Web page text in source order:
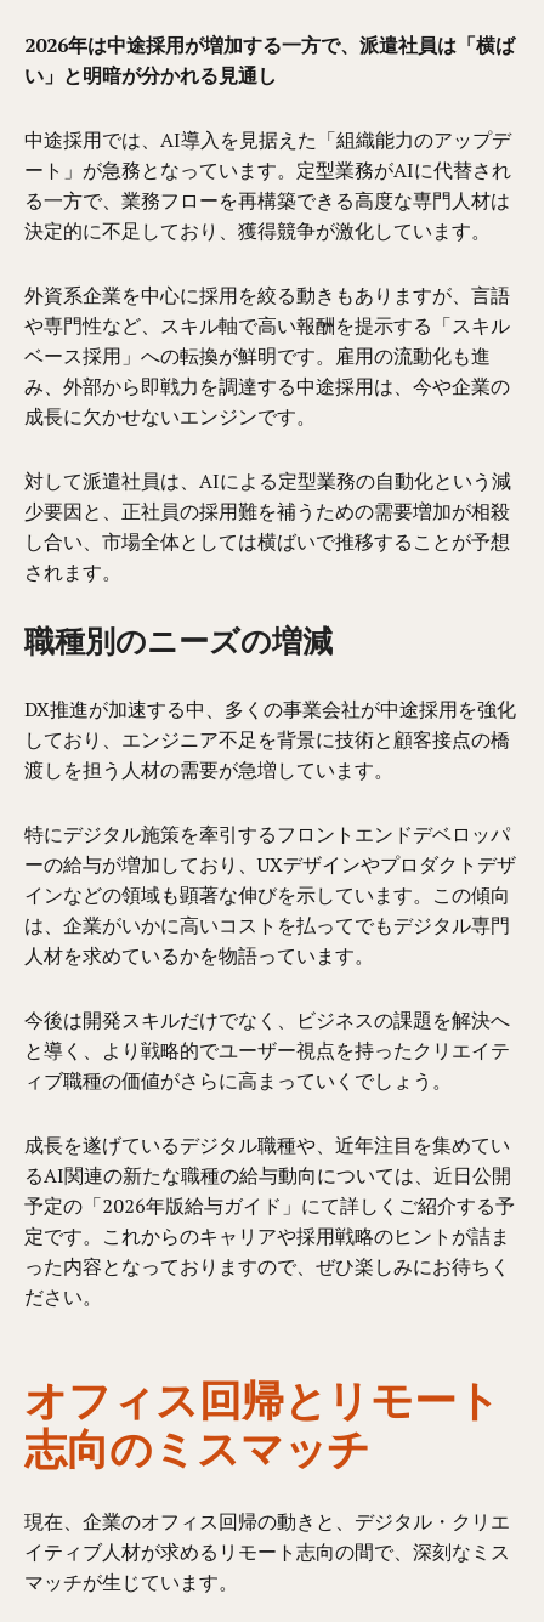
2026年は中途採用が増加する一方で、派遣社員は「横ば
い」と明暗が分かれる見通し
中途採用では、AI導入を見据えた「組織能力のアップデ
ート」が急務となっています。定型業務がAIに代替され
る一方で、業務フローを再構築できる高度な専門人材は
決定的に不足しており、獲得競争が激化しています。
外資系企業を中心に採用を絞る動きもありますが、言語
や専門性など、スキル軸で高い報酬を提示する「スキル
ベース採用」への転換が鮮明です。雇用の流動化も進
み、外部から即戦力を調達する中途採用は、今や企業の
成長に欠かせないエンジンです。
対して派遣社員は、AIによる定型業務の自動化という減
少要因と、正社員の採用難を補うための需要増加が相殺
し合い、市場全体としては横ばいで推移することが予想
されます。
職種別のニーズの増減
DX推進が加速する中、多くの事業会社が中途採用を強化
しており、エンジニア不足を背景に技術と顧客接点の橋
渡しを担う人材の需要が急増しています。
特にデジタル施策を牽引するフロントエンドデベロッパ
ーの給与が増加しており、UXデザインやプロダクトデザ
インなどの領域も顕著な伸びを示しています。この傾向
は、企業がいかに高いコストを払ってでもデジタル専門
人材を求めているかを物語っています。
今後は開発スキルだけでなく、ビジネスの課題を解決へ
と導く、より戦略的でユーザー視点を持ったクリエイテ
ィブ職種の価値がさらに高まっていくでしょう。
成長を遂げているデジタル職種や、近年注目を集めてい
るAI関連の新たな職種の給与動向については、近日公開
予定の「2026年版給与ガイド」にて詳しくご紹介する予
定です。これからのキャリアや採用戦略のヒントが詰ま
った内容となっておりますので、ぜひ楽しみにお待ちく
ださい。
オフィス回帰とリモート
志向のミスマッチ
現在、企業のオフィス回帰の動きと、デジタル・クリエ
イティブ人材が求めるリモート志向の間で、深刻なミス
マッチが生じています。